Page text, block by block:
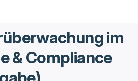
im
& Compliance